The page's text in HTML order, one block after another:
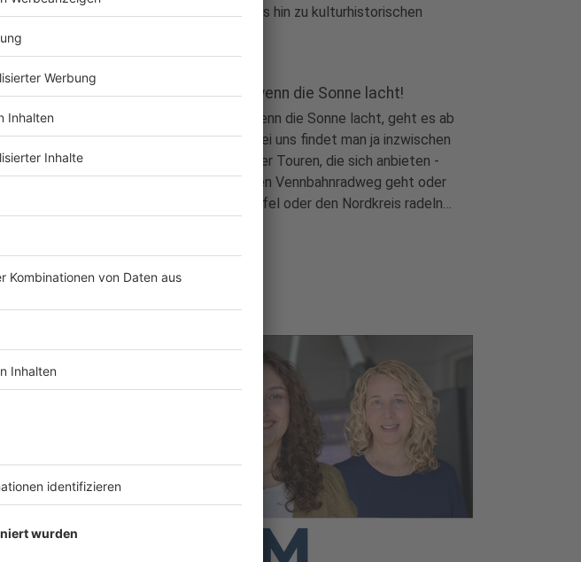
Abend mit den
- und mit
der Welt.
Flussradwege bis hin zu kulturhistorischen
Alarm
- mit diesen
in den letzten
darüber
Ab aufs Rad, wenn die Sonne lacht!
Wenn die Sonne lacht, geht es ab
aufs Rad! Hier bei uns findet man ja inzwischen
jede Menge guter Touren, die sich anbieten -
ob es nun auf den Vennbahnradweg geht oder
man durch die Eifel oder den Nordkreis radeln